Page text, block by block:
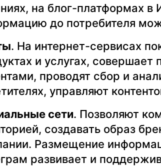
на блог-платформах в
до потребителя
. На интернет-сервисах
и услугах,
проводят сбор и
управляют
сети. Позволяют
создавать образ
Размещение
развивает и